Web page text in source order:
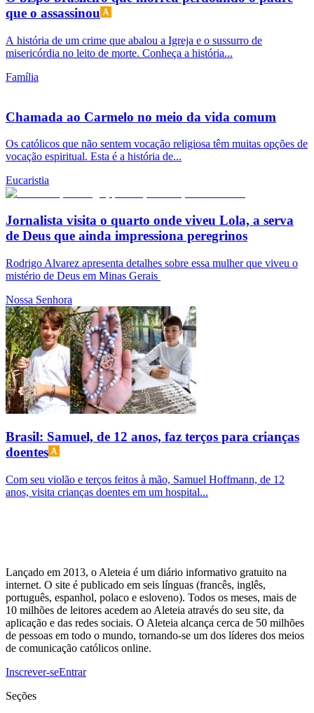
que o assassinou
A história de um crime que abalou a Igreja e o sussurro de
misericórdia no leito de morte. Conheça a história...
Família
Chamada ao Carmelo no meio da vida comum
Os católicos que não sentem vocação religiosa têm muitas opções de
vocação espiritual. Esta é a história de...
Eucaristia
Jornalista visita o quarto onde viveu Lola, a serva
de Deus que ainda impressiona peregrinos
Rodrigo Alvarez apresenta detalhes sobre essa mulher que viveu o
mistério de Deus em Minas Gerais
Nossa Senhora
Brasil: Samuel, de 12 anos, faz terços para crianças
doentes
Com seu violão e terços feitos à mão, Samuel Hoffmann, de 12
anos, visita crianças doentes em um hospital...
Lançado em 2013, o Aleteia é um diário informativo gratuito na
internet. O site é publicado em seis línguas (francês, inglês,
português, espanhol, polaco e esloveno). Todos os meses, mais de
10 milhões de leitores acedem ao Aleteia através do seu site, da
aplicação e das redes sociais. O Aleteia alcança cerca de 50 milhões
de pessoas em todo o mundo, tornando-se um dos líderes dos meios
de comunicação católicos online.
Inscrever-seEntrar
Seções